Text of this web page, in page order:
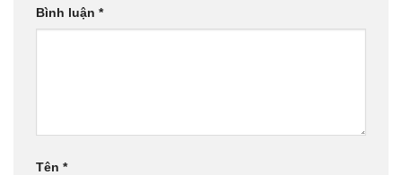
Bình luận *
Tên *